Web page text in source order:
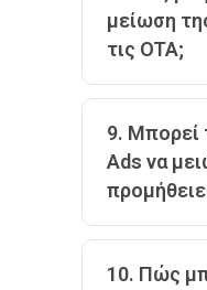
μείωση
τις OTA;
9. Μπορεί
Ads να
10. Πώς